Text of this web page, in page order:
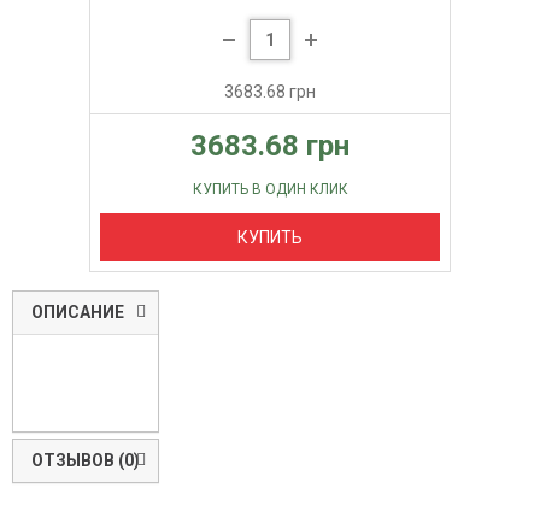
3683.68 грн
3683.68 грн
КУПИТЬ В ОДИН КЛИК
КУПИТЬ
ОПИСАНИЕ
ОТЗЫВОВ (0)